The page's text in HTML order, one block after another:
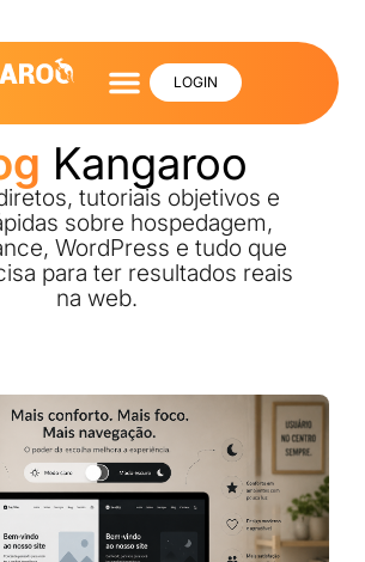
LOGIN
Kangaroo
tutoriais objetivos e
sobre hospedagem,
WordPress e tudo que
para ter resultados reais
na web.